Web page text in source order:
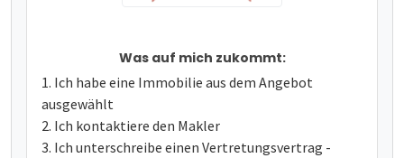
Was auf mich zukommt:
Ich habe eine Immobilie aus dem Angebot
ausgewählt
Ich kontaktiere den Makler
Ich unterschreibe einen Vertretungsvertrag -